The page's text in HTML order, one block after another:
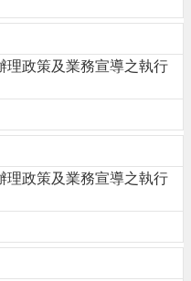
理政策及業務宣導之執行
理政策及業務宣導之執行